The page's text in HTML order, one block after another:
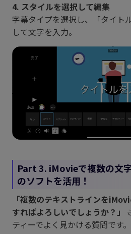
4. スタイルを選択して編集
字幕タイプを選択し、「タイト
して文字を入力。
Part 3. iMovieで複数の文
のソフトを活用！
「複数のテキストラインを
すればよろしいでしょうか？」
ティーでよく見かける質問です。